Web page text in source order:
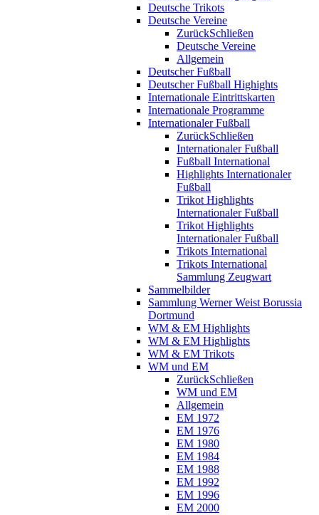
Deutsche Trikots
Deutsche Vereine
ZurückSchließen
Deutsche Vereine
Allgemein
Deutscher Fußball
Deutscher Fußball Highights
Internationale Eintrittskarten
Internationale Programme
Internationaler Fußball
ZurückSchließen
Internationaler Fußball
Fußball International
Highlights Internationaler
Fußball
Trikot Highlights
Internationaler Fußball
Trikot Highlights
Internationaler Fußball
Trikots International
Trikots International
Sammlung Zeugwart
Sammelbilder
Sammlung Werner Weist Borussia
Dortmund
WM & EM Highlights
WM & EM Highlights
WM & EM Trikots
WM und EM
ZurückSchließen
WM und EM
Allgemein
EM 1972
EM 1976
EM 1980
EM 1984
EM 1988
EM 1992
EM 1996
EM 2000